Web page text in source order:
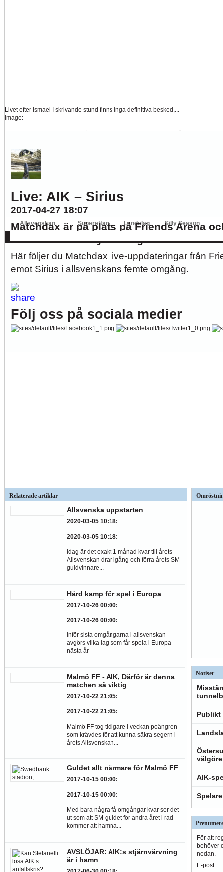
Livet efter Ismael
I skrivande stund finns inga definitiva besked,...
Image:
Nystart med Nanne
Image:
Hur länge orkar Swärdh?
Bäst i stan efter sex...
Inte för att det kanske har så stor betydelse i...
Image:
Allsvenskan
Superettan Landslag Silly Season
Live: AIK – Sirius
2017-04-27 18:07
Matchdax är på plats på Friends Arena
mellan AIK och nykomlingen Sirius.
Här följer du Matchdax live-uppdateringar från
emot Sirius i allsvenskans femte omgång.
Följ oss på sociala medier
Relaterade artiklar
Allsvenska uppstarten
2020-03-05 10:18:
2020-03-05 10:18:
Idag är det exakt 1 månad kvar till årets
Allsvenskan drar igång och förra årets SM
guldvinnare...
Hård kamp för spel i Europa
2017-10-26 00:00:
2017-10-26 00:00:
Inför sista omgångarna i allsvenskan
avgörs vilka lag som får spela i Europa
nästa år
Malmö FF - AIK, Därför är denna
matchen så viktig
2017-10-22 21:05:
2017-10-22 21:05:
Malmö FF tog tidigare i veckan poängren
som krävdes för att kunna säkra segern i
årets Allsvenskan...
Guldet allt närmare för Malmö FF
2017-10-15 00:00:
2017-10-15 00:00:
Med bara några få omgångar kvar ser det
ut som att SM-guldet för andra året i rad
kommer att hamna...
AVSLÖJAR: AIK:s stjärnvärvning
är i hamn
Notiser
Publikt
AIK-
För att
behöver
nedan.
E-post: